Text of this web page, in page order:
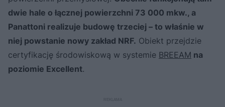
dwie hale o łącznej powierzchni 73 000 mkw., a
Panattoni realizuje budowę trzeciej – to właśnie w
niej powstanie nowy zakład NRF. Obiekt przejdzie
certyfikację środowiskową w systemie BREEAM na
poziomie Excellent.